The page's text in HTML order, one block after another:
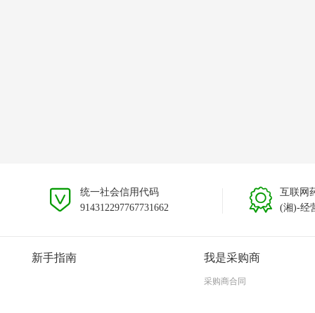
统一社会信用代码
914312297767731662
互联网
(湘)-经
新手指南 我是采购商
采购商合同